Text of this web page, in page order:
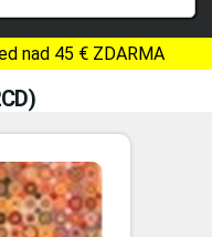
nad 45 € ZDARMA